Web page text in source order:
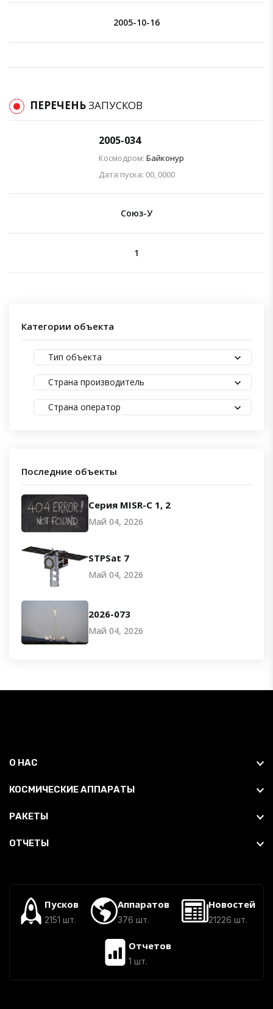
2005-10-16
ПЕРЕЧЕНЬЗАПУСКОВ
2005-034
Космодром: Байконур
Дата пуска: 00, 0000
Союз-У
1
Категории объекта
Тип объекта
Страна производитель
Страна оператор
Последние объекты
Серия MISR-C 1, 2
Май 04, 2026
STPSat 7
Май 04, 2026
2026-073
Май 04, 2026
О НАС
КОСМИЧЕСКИЕ АППАРАТЫ
РАКЕТЫ
ОТЧЕТЫ
Пусков
2151 шт.
Аппаратов
376 шт.
Новостей
21226 шт.
Отчетов
1 шт.